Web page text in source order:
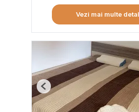
Vezi mai multe
Previous